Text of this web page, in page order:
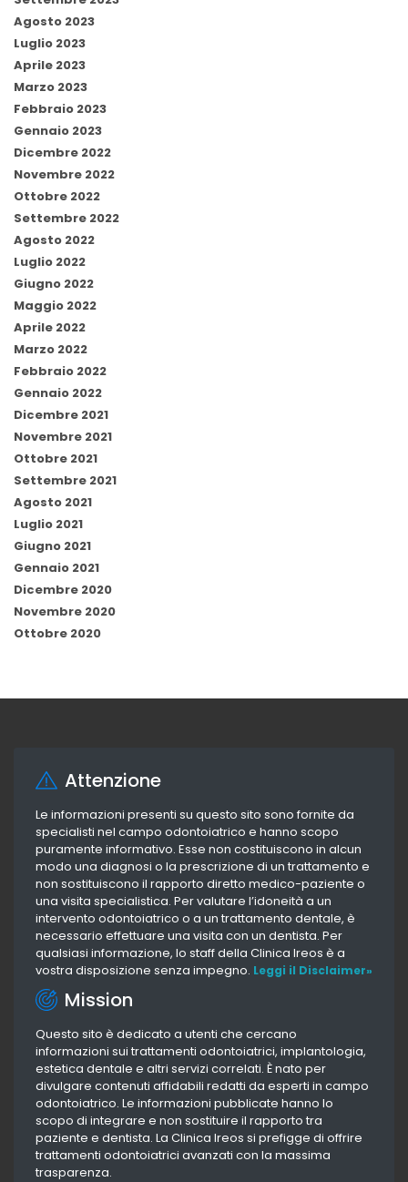
Agosto 2023
Luglio 2023
Aprile 2023
Marzo 2023
Febbraio 2023
Gennaio 2023
Dicembre 2022
Novembre 2022
Ottobre 2022
Settembre 2022
Agosto 2022
Luglio 2022
Giugno 2022
Maggio 2022
Aprile 2022
Marzo 2022
Febbraio 2022
Gennaio 2022
Dicembre 2021
Novembre 2021
Ottobre 2021
Settembre 2021
Agosto 2021
Luglio 2021
Giugno 2021
Gennaio 2021
Dicembre 2020
Novembre 2020
Ottobre 2020
Attenzione
Le informazioni presenti su questo sito sono fornite da
specialisti nel campo odontoiatrico e hanno scopo
puramente informativo. Esse non costituiscono in alcun
modo una diagnosi o la prescrizione di un trattamento e
non sostituiscono il rapporto diretto medico-paziente o
una visita specialistica. Per valutare l’idoneità a un
intervento odontoiatrico o a un trattamento dentale, è
necessario effettuare una visita con un dentista. Per
qualsiasi informazione, lo staff della Clinica Ireos è a
vostra disposizione senza impegno. Leggi il Disclaimer»
Mission
Questo sito è dedicato a utenti che cercano
informazioni sui trattamenti odontoiatrici, implantologia,
estetica dentale e altri servizi correlati. È nato per
divulgare contenuti affidabili redatti da esperti in campo
odontoiatrico. Le informazioni pubblicate hanno lo
scopo di integrare e non sostituire il rapporto tra
paziente e dentista. La Clinica Ireos si prefigge di offrire
trattamenti odontoiatrici avanzati con la massima
trasparenza.